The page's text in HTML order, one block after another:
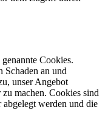
Cookies.
Schaden an und
unser Angebot
machen. Cookies sind
werden und die